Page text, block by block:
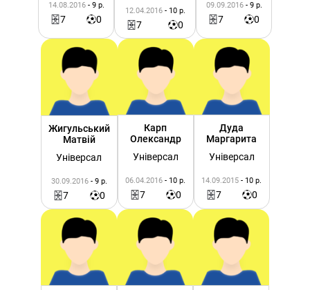
14.08.2016 - 9 р.
7 0
12.04.2016 - 10 р.
7 0
09.09.2016 - 9 р.
7 0
Жигульський
Матвій
Універсал
30.09.2016 - 9 р.
7 0
Карп
Олександр
Універсал
06.04.2016 - 10 р.
7 0
Дуда
Маргарита
Універсал
14.09.2015 - 10 р.
7 0